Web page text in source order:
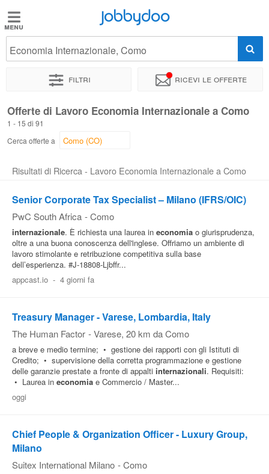
Jobbydoo
Offerte
Stipendi
Elenco
Blog
Pubblica
Area
Aziende
Jobbydoo
Economia Internazionale, Como
Filtri Ricevi le offerte
Offerte di Lavoro Economia Internazionale a Como
1 - 15 di 91
Cerca offerte a
Risultati di Ricerca - Lavoro Economia Internazionale a Como
Senior Corporate Tax Specialist – Milano (IFRS/OIC)
PwC South Africa - Como
internazionale. È richiesta una laurea in economia o giurisprudenza,
oltre a una buona conoscenza dell'inglese. Offriamo un ambiente di
lavoro stimolante e retribuzione competitiva sulla base
dell’esperienza. #J-18808-Ljbffr...
appcast.io - 4 giorni fa
Treasury Manager - Varese, Lombardia, Italy
The Human Factor - Varese, 20 km da Como
a breve e medio termine; • gestione dei rapporti con gli Istituti di
Credito; • supervisione della corretta programmazione e gestione
delle garanzie prestate a fronte di appalti internazionali. Requisiti:
• Laurea in economia e Commercio / Master...
oggi
Chief People & Organization Officer - Luxury Group,
Milano
Suitex International Milano - Como